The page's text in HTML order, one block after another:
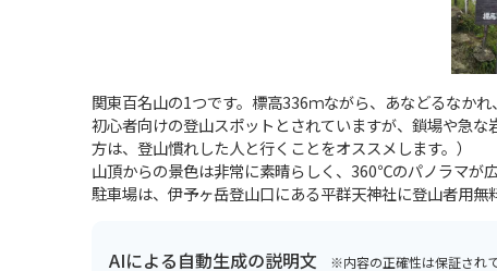
関東百名山の1つです。標高336ｍながら、あなどるなかれ
初心者向けの登山スポットとされていますが、鎖場や急
方は、登山慣れした人と行くことをオススメします。）
山頂からの景色は非常に素晴らしく、360℃のパノラマが
駐車場は、伊予ヶ岳登山口にある平群天神社に登山者用無
AIによる自動生成の説明文 ※内容の正確性は保証されて